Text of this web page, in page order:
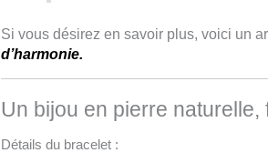
Si vous désirez en savoir plus, voici un
d’harmonie.
Un bijou en pierre naturelle,
Détails du bracelet :